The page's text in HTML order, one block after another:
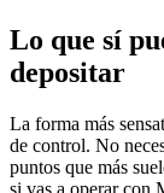
Lo que sí
depositar
La forma más
de control. No
puntos que más
si vas a operar con